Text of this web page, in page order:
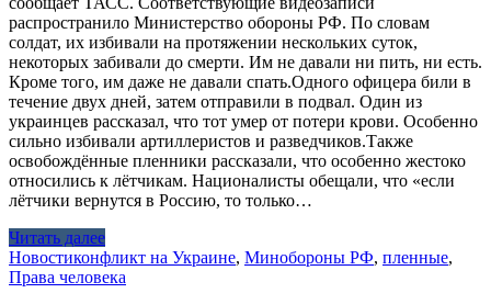
распространило Министерство обороны РФ. По словам
солдат, их избивали на протяжении нескольких суток,
некоторых забивали до смерти. Им не давали ни пить, ни есть.
Кроме того, им даже не давали спать.Одного офицера били в
течение двух дней, затем отправили в подвал. Один из
украинцев рассказал, что тот умер от потери крови. Особенно
сильно избивали артиллеристов и разведчиков.Также
освобождённые пленники рассказали, что особенно жестоко
относились к лётчикам. Националисты обещали, что «если
лётчики вернутся в Россию, то только…
Читать далее
Новостиконфликт на Украине, Минобороны РФ, пленные,
Права человека